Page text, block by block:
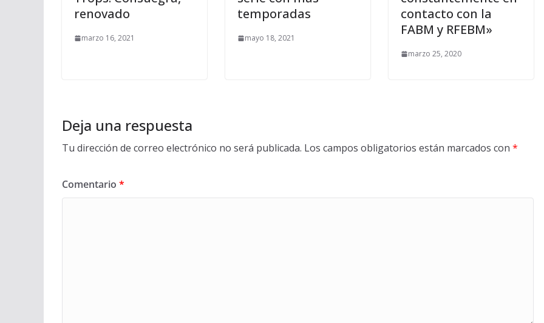
renovado
marzo 16, 2021
temporadas
mayo 18, 2021
contacto con la
FABM y RFEBM»
marzo 25, 2020
Deja una respuesta
Tu dirección de correo electrónico no será publicada. Los campos obligatorios están marcados con *
Comentario *